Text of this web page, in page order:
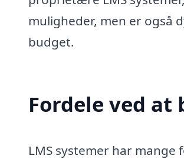
muligheder, men er også
budget.
Fordele ved at
LMS systemer har